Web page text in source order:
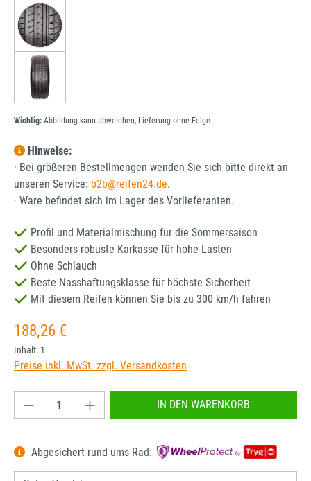
Wichtig: Abbildung kann abweichen, Lieferung ohne Felge.
Hinweise:
· Bei größeren Bestellmengen wenden Sie sich bitte direkt an
unseren Service: b2b@reifen24.de.
· Ware befindet sich im Lager des Vorlieferanten.
Profil und Materialmischung für die Sommersaison
Besonders robuste Karkasse für hohe Lasten
Ohne Schlauch
Beste Nasshaftungsklasse für höchste Sicherheit
Mit diesem Reifen können Sie bis zu 300 km/h fahren
Regulärer Preis:
188,26 €
Inhalt: 1
Preise inkl. MwSt. zzgl. Versandkosten
Produkt Anzahl: Gib den gewünschten Wert
IN DEN WARENKORB
Abgesichert rund ums Rad: